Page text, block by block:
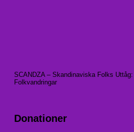
SCANDZA – Skandinaviska Folks
Folkvandringar
Donationer